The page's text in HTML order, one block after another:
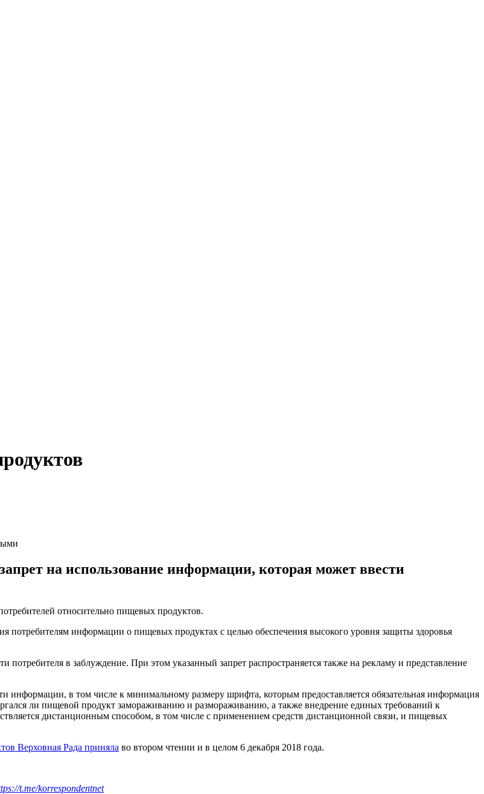
на использование информации, которая может ввести
относительно пищевых продуктов.
потребителям информации о пищевых продуктах с целью обеспечения высокого уровня защиты здоровья
потребителя в заблуждение. При этом указанный запрет распространяется также на рекламу и представление
информации, в том числе к минимальному размеру шрифта, которым предоставляется обязательная информация
ли пищевой продукт замораживанию и размораживанию, а также внедрение единых требований к
дистанционным способом, в том числе с применением средств дистанционной связи, и пищевых
Верховная Рада приняла во втором чтении и в целом 6 декабря 2018 года.
t.me/korrespondentnet